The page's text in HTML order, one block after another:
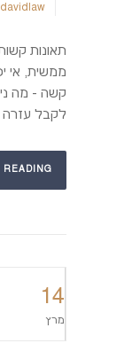
davidlaw
תאונות
ממשית, אי
קשה - מה
לקבל
READING
14
מרץ